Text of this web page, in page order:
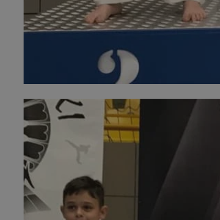
SessID
QeSessID
suid
INGRESSCOOKIE
euds